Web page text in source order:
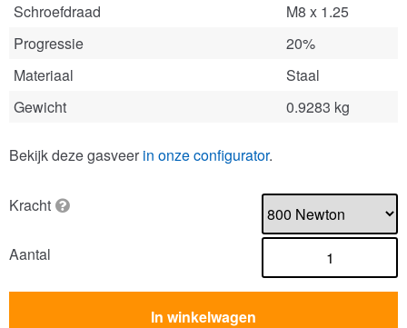
Schroefdraad
M8 x 1.25
Progressie
20%
Materiaal
Staal
Gewicht
0.9283 kg
Bekijk deze gasveer in onze configurator.
Kracht
Aantal
In winkelwagen